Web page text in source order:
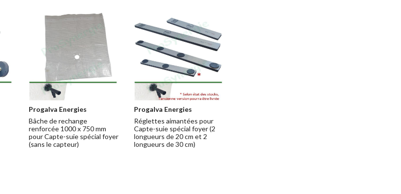
Progalva Energies
Bâche de rechange
renforcée 1000 x 750 mm
pour Capte-suie spécial foyer
(sans le capteur)
Progalva Energies
Réglettes aimantées pour
Capte-suie spécial foyer (2
longueurs de 20 cm et 2
longueurs de 30 cm)